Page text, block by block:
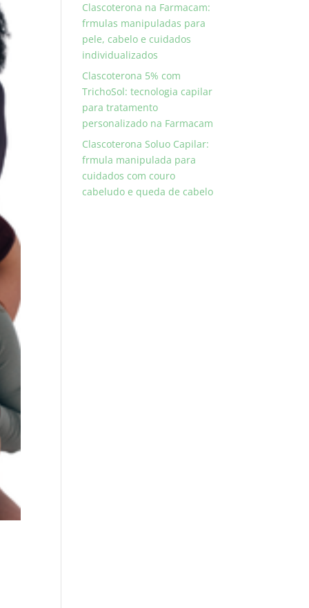
Clascoterona na Farmacam:
frmulas manipuladas para
pele, cabelo e cuidados
individualizados
Clascoterona 5% com
TrichoSol: tecnologia capilar
para tratamento
personalizado na Farmacam
Clascoterona Soluo Capilar:
frmula manipulada para
cuidados com couro
cabeludo e queda de cabelo